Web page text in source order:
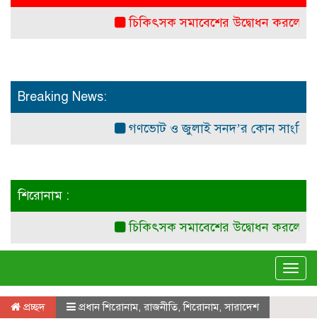
চিকিৎসক সমাবেশের উদ্বোধন করলেন
Breaking News:
গণভোট ও জুলাই সনদ’র কোন সাংবিধানিক ও
শিরোনাম :
চিকিৎসক সমাবেশের উদ্বোধন করলেন
প্রচ্ছদ প্রধান শিরোনাম, রাজনীতি,শিরোনাম,সারাদেশ